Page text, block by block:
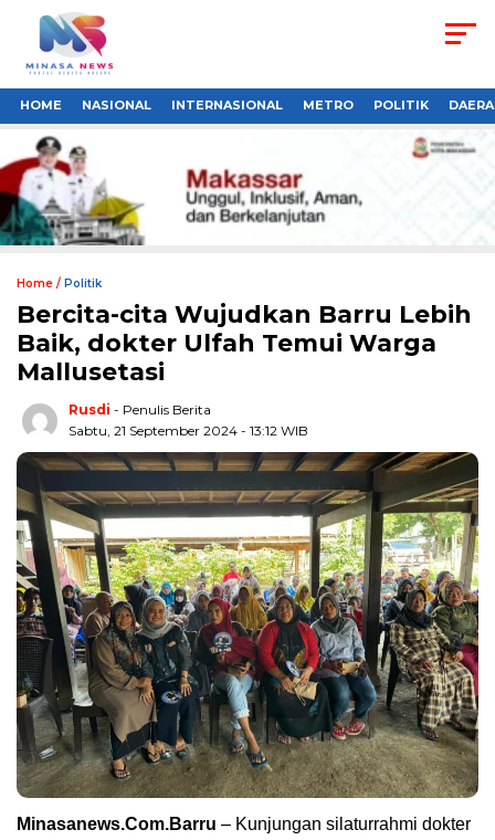
HOME NASIONAL INTERNASIONAL METRO POLITIK
Home / Politik
Bercita-cita Wujudkan Barru Lebih
Baik, dokter Ulfah Temui Warga
Mallusetasi
Rusdi - Penulis Berita
Sabtu, 21 September 2024 - 13:12 WIB
Minasanews.Com.Barru – Kunjungan silaturrahmi dokter